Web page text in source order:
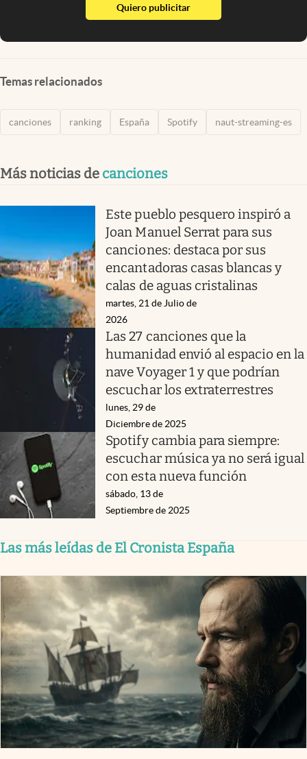
Quiero publicitarabre en nueva pestaña
Temas relacionados
canciones ranking España Spotify naut-streaming-es
Más noticias de canciones
Este pueblo pesquero inspiró a
Joan Manuel Serrat para sus
canciones: destaca por sus
encantadoras casas blancas y
calas de aguas cristalinas
martes, 21 de Julio de
2026
Las 27 canciones que la
humanidad envió al espacio en la
nave Voyager 1 y que podrían
escuchar los extraterrestres
lunes, 29 de
Diciembre de 2025
Spotify cambia para siempre:
escuchar música ya no será igual
con esta nueva función
sábado, 13 de
Septiembre de 2025
Las más leídas de El Cronista España